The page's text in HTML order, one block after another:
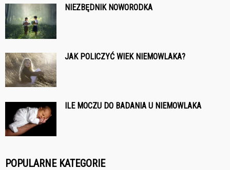
NIEZBĘDNIK NOWORODKA
JAK POLICZYĆ WIEK NIEMOWLAKA?
ILE MOCZU DO BADANIA U NIEMOWLAKA
POPULARNE KATEGORIE